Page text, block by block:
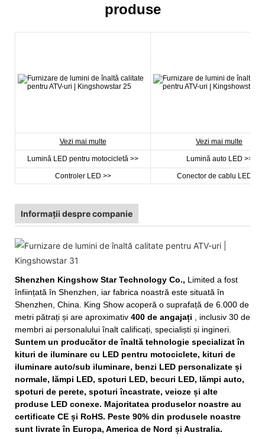
produse
Vezi mai multe Vezi mai multe
Lumină LED pentru motocicletă >> Lumină auto LED >>
Controler LED >> Conector de cablu LED >>
Informații despre companie
Shenzhen Kingshow Star Technology Co., Limited a fost
înființată în Shenzhen, iar fabrica noastră este situată în
Shenzhen, China. King Show acoperă o suprafață de 6.000 de
metri pătrați și are aproximativ 400 de angajați , inclusiv 30 de
membri ai personalului înalt calificați, specialiști și ingineri.
Suntem un producător de înaltă tehnologie specializat în
kituri de iluminare cu LED pentru motociclete, kituri de
iluminare auto/sub iluminare, benzi LED personalizate și
normale, lămpi LED, spoturi LED, becuri LED, lămpi auto,
spoturi de perete, spoturi încastrate, veioze și alte
produse LED conexe. Majoritatea produselor noastre au
certificate CE și RoHS. Peste 90% din produsele noastre
sunt livrate în Europa, America de Nord și Australia.